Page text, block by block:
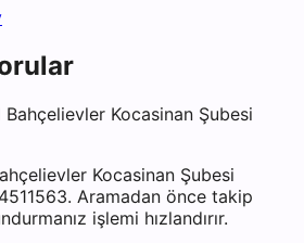
Kocasinan Şubesi
Kocasinan Şubesi
Aramadan önce takip
işlemi hızlandırır.